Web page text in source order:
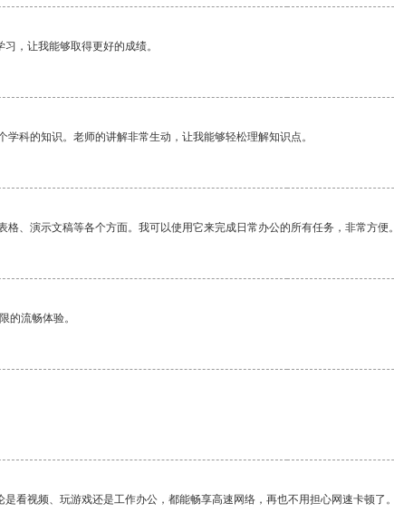
，让我能够取得更好的成绩。
科的知识。老师的讲解非常生动，让我能够轻松理解知识点。
、演示文稿等各个方面。我可以使用它来完成日常办公的所有任务，非常方便。
的流畅体验。
看视频、玩游戏还是工作办公，都能畅享高速网络，再也不用担心网速卡顿了。